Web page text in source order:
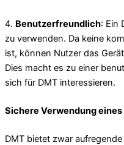
4. Benutzerfreundlich: Ein
zu verwenden. Da keine
ist, können Nutzer das
Dies macht es zu einer
sich für DMT interessieren.
Sichere Verwendung
DMT bietet zwar